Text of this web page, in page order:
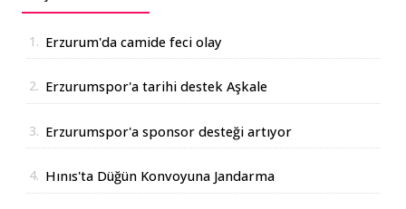
1. Erzurum'da camide feci olay
2. Erzurumspor'a tarihi destek Aşkale
3. Erzurumspor'a sponsor desteği artıyor
4. Hınıs'ta Düğün Konvoyuna Jandarma